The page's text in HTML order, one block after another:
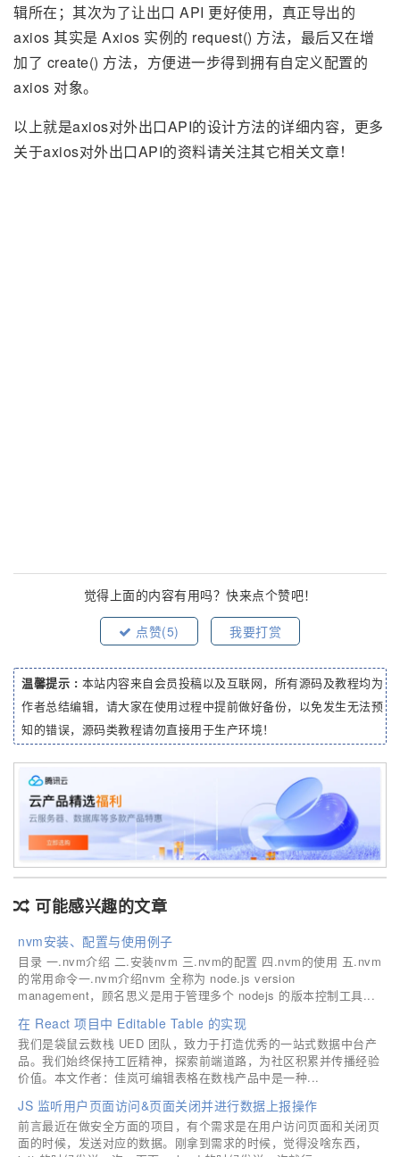
辑所在；其次为了让出口 API 更好使用，真正导出的
axios 其实是 Axios 实例的 request() 方法，最后又在增
加了 create() 方法，方便进一步得到拥有自定义配置的
axios 对象。
以上就是axios对外出口API的设计方法的详细内容，更多
关于axios对外出口API的资料请关注其它相关文章！
觉得上面的内容有用吗？快来点个赞吧！
点赞(5) 我要打赏
温馨提示 : 本站内容来自会员投稿以及互联网，所有源码及教程均为
作者总结编辑，请大家在使用过程中提前做好备份，以免发生无法预
知的错误，源码类教程请勿直接用于生产环境！
可能感兴趣的文章
nvm安装、配置与使用例子
目录 一.nvm介绍 二.安装nvm 三.nvm的配置 四.nvm的使用 五.nvm
的常用命令一.nvm介绍nvm 全称为 node.js version
management，顾名思义是用于管理多个 nodejs 的版本控制工具...
在 React 项目中 Editable Table 的实现
我们是袋鼠云数栈 UED 团队，致力于打造优秀的一站式数据中台产
品。我们始终保持工匠精神，探索前端道路，为社区积累并传播经验
价值。本文作者：佳岚可编辑表格在数栈产品中是一种...
JS 监听用户页面访问&页面关闭并进行数据上报操作
前言最近在做安全方面的项目，有个需求是在用户访问页面和关闭页
面的时候，发送对应的数据。刚拿到需求的时候，觉得没啥东西，